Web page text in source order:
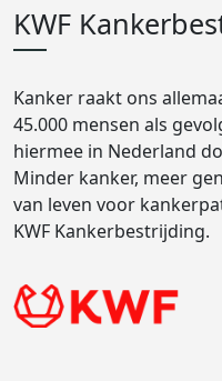
KWF
Kanker raakt ons
45.000 mensen als
hiermee in Nederland
Minder kanker, meer
van leven voor
KWF Kankerbestrijding.